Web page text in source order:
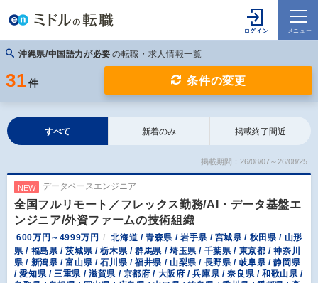
沖縄県/中国語力が必要 の転職・求人情報一覧
31 件 条件の変更
すべて 新着のみ 掲載終了間近
掲載期間：26/08/07～26/08/25
NEW データベースエンジニア
全国フルリモート／フレックス勤務/AI・データ基盤エ
ンジニア/外資ファームの技術組織
600万円～4999万円
北海道 / 青森県 / 岩手県 / 宮城県 / 秋田県 / 山形
県 / 福島県 / 茨城県 / 栃木県 / 群馬県 / 埼玉県 / 千葉県 / 東京都 / 神奈川
県 / 新潟県 / 富山県 / 石川県 / 福井県 / 山梨県 / 長野県 / 岐阜県 / 静岡県
/ 愛知県 / 三重県 / 滋賀県 / 京都府 / 大阪府 / 兵庫県 / 奈良県 / 和歌山県 /